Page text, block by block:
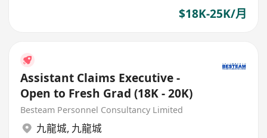
$18K-25K/月
Assistant Claims Executive -
Open to Fresh Grad (18K - 20K)
Besteam Personnel Consultancy Limited
九龍城, 九龍城